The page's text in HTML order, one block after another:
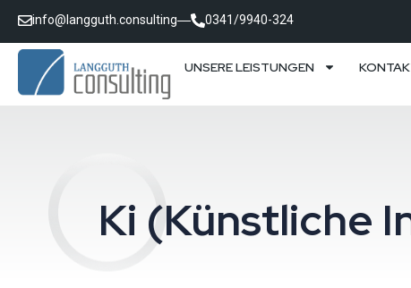
info@langguth.consulting 0341/9940-324
UNSERE LEISTUNGEN
Ki (Künstliche